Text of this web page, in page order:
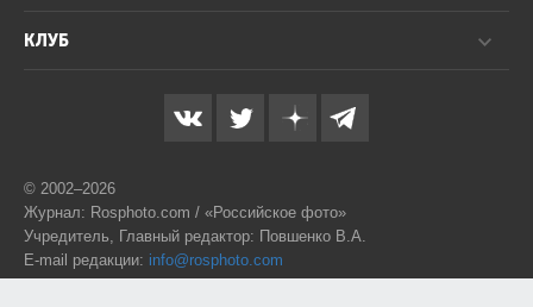
КЛУБ
© 2002–2026
Журнал: Rosphoto.com / «Российское фото»
Учредитель, Главный редактор: Повшенко В.А.
E-mail редакции: info@rosphoto.com